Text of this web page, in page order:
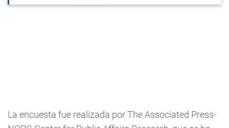
La encuesta fue realizada por The Associated Press-